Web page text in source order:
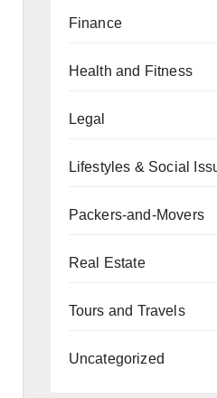
Finance
Health and Fitness
Legal
Lifestyles & Social
Packers-and-Movers
Real Estate
Tours and Travels
Uncategorized